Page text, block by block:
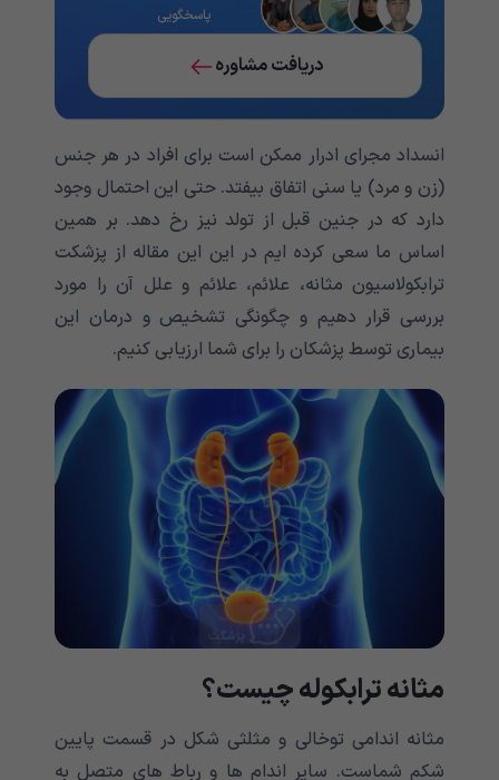
پاسخگویی
دریافت مشاوره
انسداد مجرای ادرار ممکن است برای افراد در هر جنس
(زن و مرد) یا سنی اتفاق بیفتد. حتی این احتمال وجود
دارد که در جنین قبل از تولد نیز رخ دهد. بر همین
اساس ما سعی کرده ایم در این این مقاله از پزشکت
ترابکولاسیون مثانه، علائم، علائم و علل آن را مورد
بررسی قرار دهیم و چگونگی تشخیص و درمان این
بیماری توسط پزشکان را برای شما ارزیابی کنیم.
مثانه ترابکوله چیست؟
مثانه اندامی‌‌‌‌‌‌‌‌‌‌‌‌‌ توخالی و مثلثی شکل در قسمت پایین
شکم شماست. سایر اندام ها و رباط های متصل به